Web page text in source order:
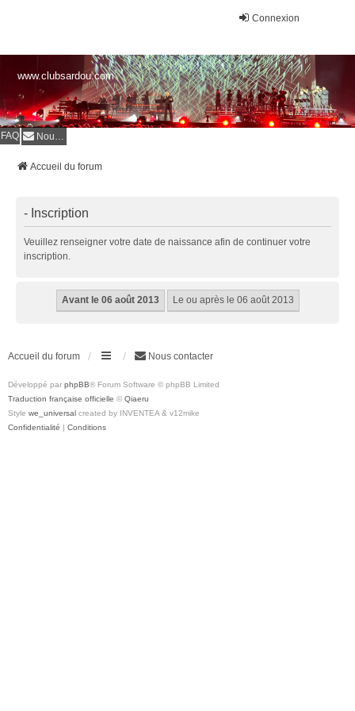
Connexion
www.clubsardou.com
FAQ Nous contacter
Accueil du forum
- Inscription
Veuillez renseigner votre date de naissance afin de continuer votre
inscription.
Accueil du forum Nous contacter
Développé par phpBB® Forum Software © phpBB Limited
Traduction française officielle © Qiaeru
Style we_universal created by INVENTEA & v12mike
Confidentialité | Conditions